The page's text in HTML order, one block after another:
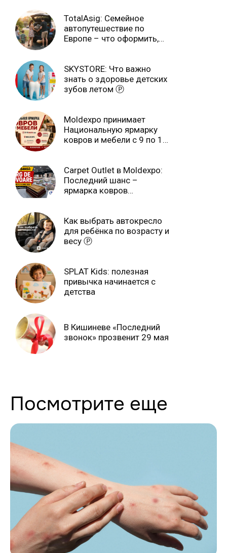
TotalAsig: Семейное
автопутешествие по
Европе – что оформить,
SKYSTORE: Что важно
знать о здоровье детских
зубов летом Ⓟ
Moldexpo принимает
Национальную ярмарку
ковров и мебели с 9 по 14
Carpet Outlet в Moldexpo:
Последний шанс –
ярмарка ковров
Как выбрать автокресло
для ребёнка по возрасту и
весу Ⓟ
SPLAT Kids: полезная
привычка начинается с
детства
В Кишиневе «Последний
звонок» прозвенит 29 мая
Посмотрите еще